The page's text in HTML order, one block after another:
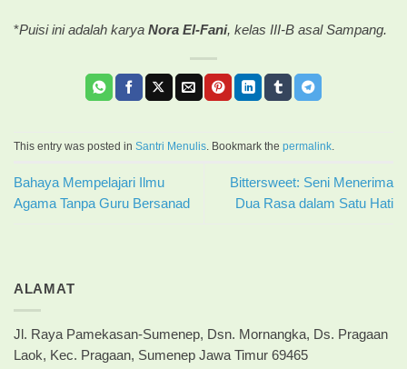
*Puisi ini adalah karya Nora El-Fani, kelas III-B asal Sampang.
This entry was posted in Santri Menulis . Bookmark the permalink
Bahaya Mempelajari Ilmu
Agama Tanpa Guru Bersanad
Bittersweet: Seni Menerima
Dua Rasa dalam Satu Hati
ALAMAT
Jl. Raya Pamekasan-Sumenep, Dsn. Mornangka, Ds. Pragaan
Laok, Kec. Pragaan, Sumenep Jawa Timur 69465